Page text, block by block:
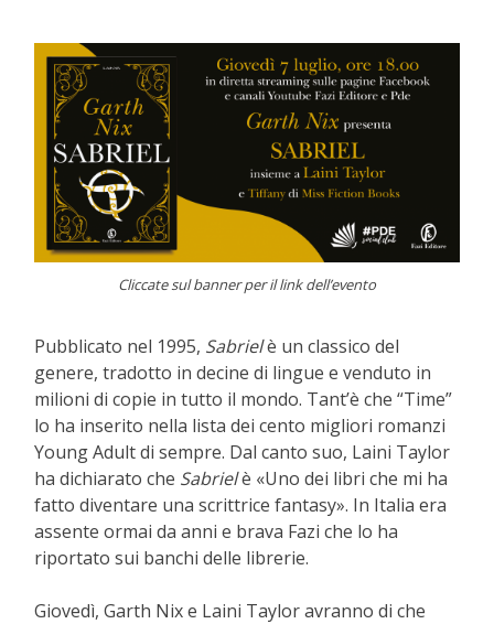
Cliccate sul banner per il link dell’evento
Pubblicato nel 1995, Sabrielè un classico del
genere, tradotto in decine di lingue e venduto in
milioni di copie in tutto il mondo. Tant’è che “Time”
lo ha inserito nella lista dei cento migliori romanzi
Young Adult di sempre. Dal canto suo, Laini Taylor
ha dichiarato che Sabrielè «Uno dei libri che mi ha
fatto diventare una scrittrice fantasy». In Italia era
assente ormai da anni e brava Fazi che lo ha
riportato sui banchi delle librerie.
Giovedì, Garth Nix e Laini Taylor avranno di che